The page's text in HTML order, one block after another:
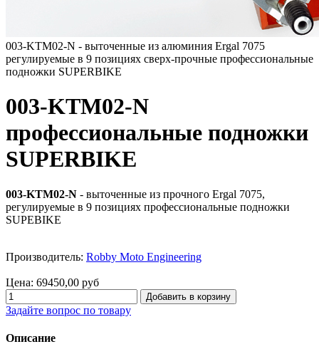
003-KTM02-N - выточенные из алюминия Ergal 7075
регулируемые в 9 позициях сверх-прочные профессиональные
подножки SUPERBIKE
003-KTM02-N
профессиональные подножки
SUPERBIKE
003-KTM02-N - выточенные из прочного Ergal 7075,
регулируемые в 9 позициях профессиональные подножки
SUPEBIKE
Производитель: Robby Moto Engineering
Цена: 69450,00 руб
Задайте вопрос по товару
Описание